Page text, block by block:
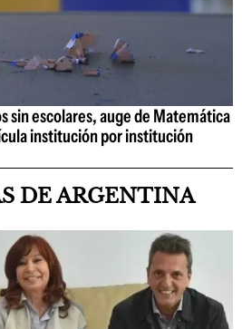
sin escolares, auge de Matemática
institución por institución
DE ARGENTINA